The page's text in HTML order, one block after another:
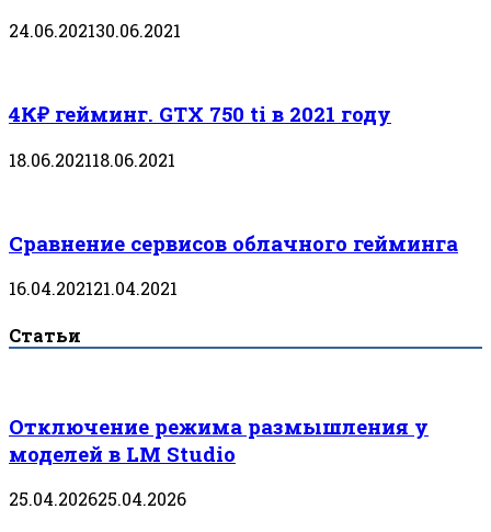
24.06.202130.06.2021
4К₽ гейминг. GTX 750 ti в 2021 году
18.06.202118.06.2021
Сравнение сервисов облачного гейминга
16.04.202121.04.2021
Статьи
Отключение режима размышления у
моделей в LM Studio
25.04.202625.04.2026